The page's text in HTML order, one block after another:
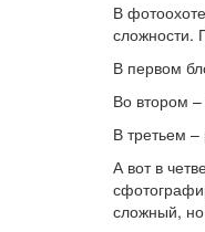
В
сложности.
В первом
Во втором
В третьем
А вот в
сложный,